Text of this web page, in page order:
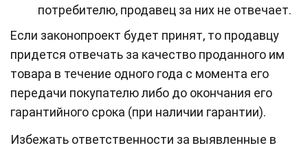
потребителю, продавец за них не отвечает.
Если законопроект будет принят, то продавцу
придется отвечать за качество проданного им
товара в течение одного года с момента его
передачи покупателю либо до окончания его
гарантийного срока (при наличии гарантии).
Избежать ответственности за выявленные в